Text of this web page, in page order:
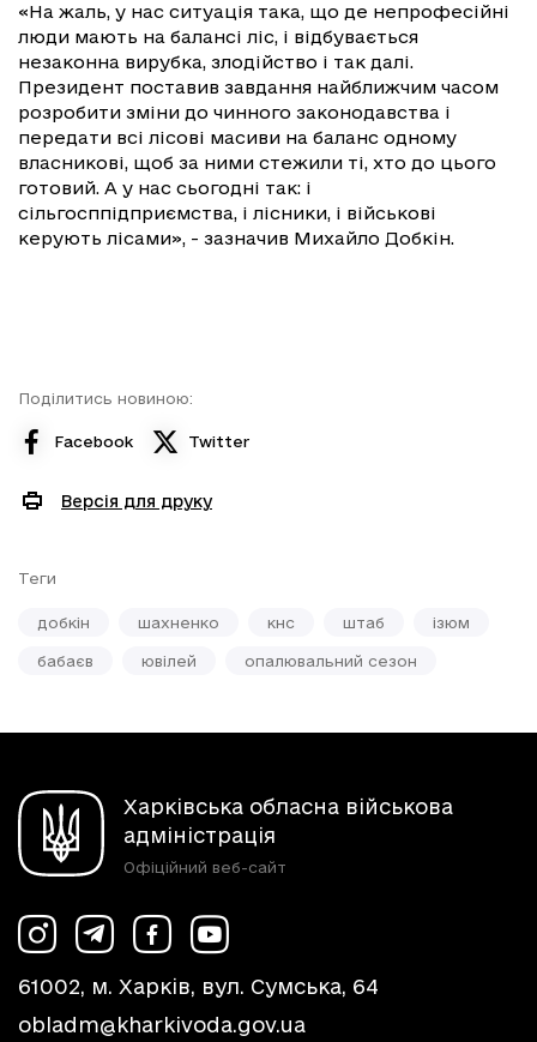
«На жаль, у нас ситуація така, що де непрофесійні
люди мають на балансі ліс, і відбувається
незаконна вирубка, злодійство і так далі.
Президент поставив завдання найближчим часом
розробити зміни до чинного законодавства і
передати всі лісові масиви на баланс одному
власникові, щоб за ними стежили ті, хто до цього
готовий. А у нас сьогодні так: і
сільгосппідприємства, і лісники, і військові
керують лісами», - зазначив Михайло Добкін.
Поділитись новиною:
Facebook Twitter
Версія для друку
Теги
добкін шахненко кнс штаб ізюм
бабаєв ювілей опалювальний сезон
Харківська обласна військова
адміністрація
Офіційний веб-сайт
61002, м. Харків, вул. Сумська, 64
obladm@kharkivoda.gov.ua